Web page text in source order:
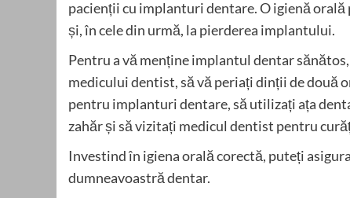
pacienții cu implanturi dentare. O igienă
și, în cele din urmă, la pierderea implantului.
Pentru a vă menține implantul dentar
medicului dentist, să vă periați dinții de două
pentru implanturi dentare, să utilizați ața
zahăr și să vizitați medicul dentist pentru
Investind în igiena orală corectă, puteți
dumneavoastră dentar.